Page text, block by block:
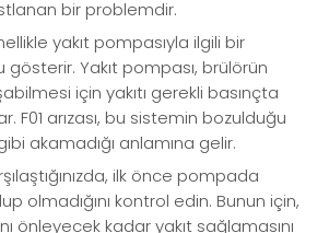
bir problemdir.
yakıt pompasıyla ilgili bir
Yakıt pompası, brülörün
için yakıtı gerekli basınçta
F01 arızası, bu sistemin bozulduğu
akamadığı anlamına gelir.
ilk önce pompada
olmadığını kontrol edin. Bunun için,
önleyecek kadar yakıt sağlamasını